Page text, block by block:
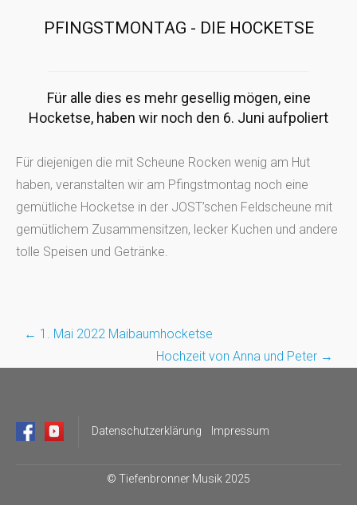
PFINGSTMONTAG - DIE HOCKETSE
Für alle dies es mehr gesellig mögen, eine
Hocketse, haben wir noch den 6. Juni aufpoliert
Für diejenigen die mit Scheune Rocken wenig am Hut
haben, veranstalten wir am Pfingstmontag noch eine
gemütliche Hocketse in der JOST’schen Feldscheune mit
gemütlichem Zusammensitzen, lecker Kuchen und andere
tolle Speisen und Getränke.
← 1. Mai 2022 Maibaumhocketse
Hochzeit von Anna und Peter →
Datenschutzerklärung Impressum
© Tiefenbronner Musik 2025